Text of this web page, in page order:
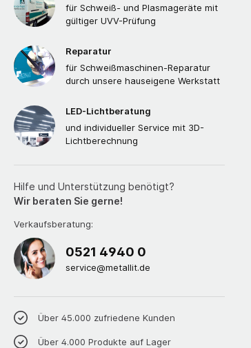
für Schweiß- und Plasmageräte mit
gültiger UVV-Prüfung
Reparatur
für Schweißmaschinen-Reparatur
durch unsere hauseigene Werkstatt
LED-Lichtberatung
und individueller Service mit 3D-
Lichtberechnung
Hilfe und Unterstützung benötigt?
Wir beraten Sie gerne!
Verkaufsberatung:
0521 4940 0
service@metallit.de
Über 45.000 zufriedene Kunden
Über 4.000 Produkte auf Lager